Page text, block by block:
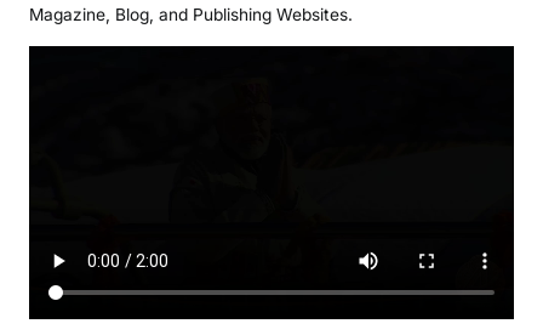
Magazine, Blog, and Publishing Websites.